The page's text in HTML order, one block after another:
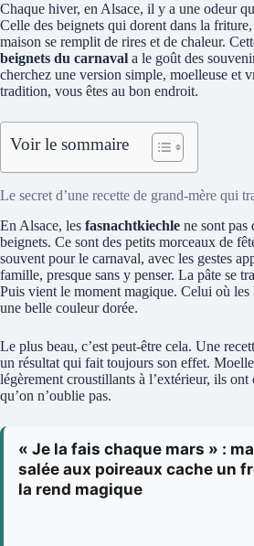
Chaque hiver, en Alsace, il y a une odeur
Celle des beignets qui dorent dans la
maison se remplit de rires et de chaleur.
beignets du carnaval a le goût des
cherchez une version simple, moelleuse et
tradition, vous êtes au bon endroit.
Voir le sommaire
Le secret d’une recette de grand-mère qui
En Alsace, les fasnachtkiechle ne sont pas
beignets. Ce sont des petits morceaux de
souvent pour le carnaval, avec les gestes
famille, presque sans y penser. La pâte se
Puis vient le moment magique. Celui où les
une belle couleur dorée.
Le plus beau, c’est peut-être cela. Une
un résultat qui fait toujours son effet.
légèrement croustillants à l’extérieur, ils ont
qu’on n’oublie pas.
« Je la fais chaque mars » :
salée aux poireaux cache un
la rend magique